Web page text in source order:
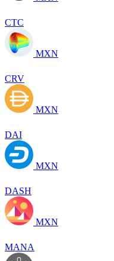
CTC
MXN
CRV
MXN
DAI
MXN
DASH
MXN
MANA